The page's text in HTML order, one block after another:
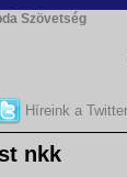
Szövetség
Híreink a
nkk